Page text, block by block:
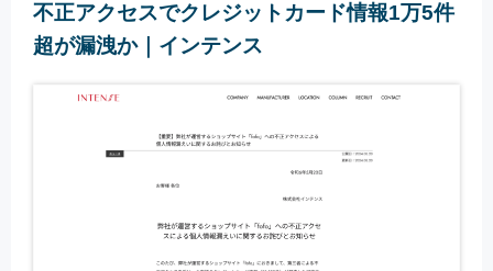
不正アクセスでクレジットカード情報1万5件
超が漏洩か｜インテンス